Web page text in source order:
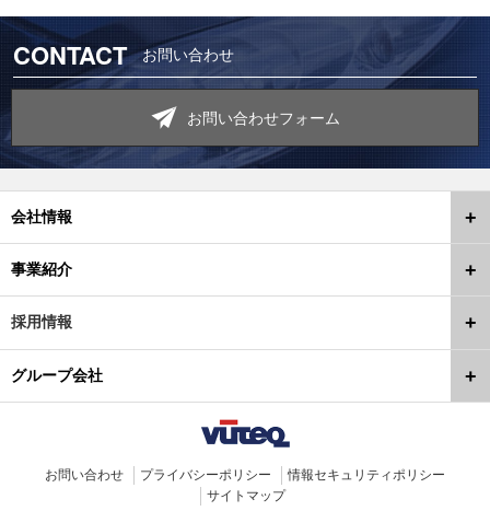
CONTACT お問い合わせ
お問い合わせフォーム
会社情報
事業紹介
採用情報
グループ会社
お問い合わせ プライバシーポリシー
情報セキュリティポリシー
サイトマップ